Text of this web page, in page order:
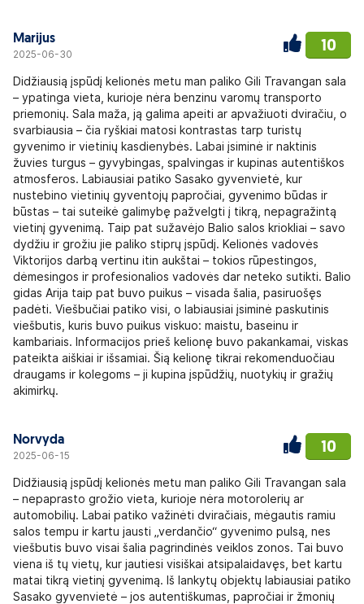
Marijus
2025-06-30 10
Didžiausią įspūdį kelionės metu man paliko Gili Travangan sala
– ypatinga vieta, kurioje nėra benzinu varomų transporto
priemonių. Sala maža, ją galima apeiti ar apvažiuoti dviračiu, o
svarbiausia – čia ryškiai matosi kontrastas tarp turistų
gyvenimo ir vietinių kasdienybės. Labai įsiminė ir naktinis
žuvies turgus – gyvybingas, spalvingas ir kupinas autentiškos
atmosferos. Labiausiai patiko Sasako gyvenvietė, kur
nustebino vietinių gyventojų papročiai, gyvenimo būdas ir
būstas – tai suteikė galimybę pažvelgti į tikrą, nepagražintą
vietinį gyvenimą. Taip pat sužavėjo Balio salos kriokliai – savo
dydžiu ir grožiu jie paliko stiprų įspūdį. Kelionės vadovės
Viktorijos darbą vertinu itin aukštai – tokios rūpestingos,
dėmesingos ir profesionalios vadovės dar neteko sutikti. Balio
gidas Arija taip pat buvo puikus – visada šalia, pasiruošęs
padėti. Viešbučiai patiko visi, o labiausiai įsiminė paskutinis
viešbutis, kuris buvo puikus viskuo: maistu, baseinu ir
kambariais. Informacijos prieš kelionę buvo pakankamai, viskas
pateikta aiškiai ir išsamiai. Šią kelionę tikrai rekomenduočiau
draugams ir kolegoms – ji kupina įspūdžių, nuotykių ir gražių
akimirkų.
Norvyda
2025-06-15 10
Didžiausią įspūdį kelionės metu man paliko Gili Travangan sala
– nepaprasto grožio vieta, kurioje nėra motorolerių ar
automobilių. Labai patiko važinėti dviračiais, mėgautis ramiu
salos tempu ir kartu jausti „verdančio“ gyvenimo pulsą, nes
viešbutis buvo visai šalia pagrindinės veiklos zonos. Tai buvo
viena iš tų vietų, kur jautiesi visiškai atsipalaidavęs, bet kartu
matai tikrą vietinį gyvenimą. Iš lankytų objektų labiausiai patiko
Sasako gyvenvietė – jos autentiškumas, papročiai ir žmonių